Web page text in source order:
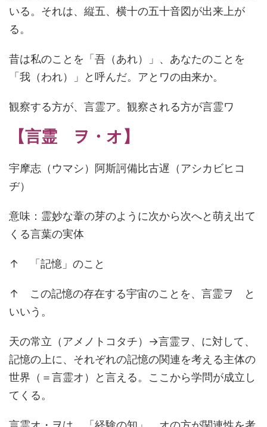
いる。それは、縦五、横十の五十音図が出来上が
る。
昔は私のことを「吾（あれ）」、あなたのことを
「我（われ）」と呼んだ。アとワの由来か。
観察する方が、言霊ア。観察される方が言霊ワ
【言霊 ヲ・オ】
宇摩志（ウマシ）阿斯訶備比古遅（アシカビヒコ
ヂ）
意味：霊妙な葦の芽のように次から次へと萌え出て
くる言葉の実体
↑ 「記憶」のこと
↑ この記憶の存在する宇宙のことを、言霊ヲ と
いいう。
天の常立（アメノトコタチ）→言霊ヲ、に対して、
記憶の上に、それぞれの記憶の関連を考える主体の
世界（＝言霊オ）と言える。ここから学問が成立し
てくる。